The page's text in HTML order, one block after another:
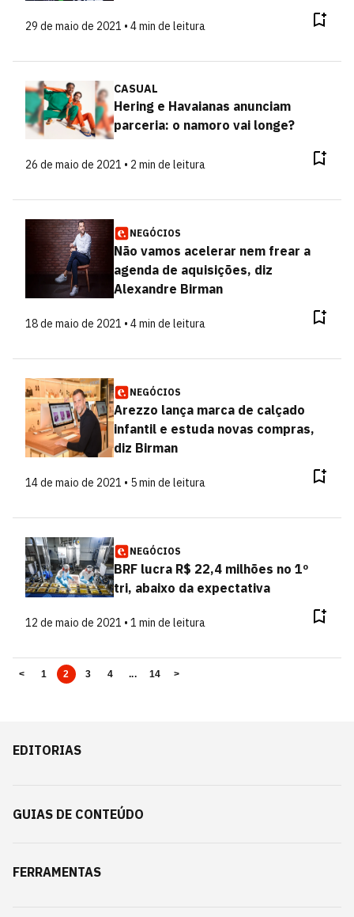
29 de maio de 2021 • 4 min de leitura
CASUAL
Hering e Havaianas anunciam
parceria: o namoro vai longe?
26 de maio de 2021 • 2 min de leitura
NEGÓCIOS
Não vamos acelerar nem frear a
agenda de aquisições, diz
Alexandre Birman
18 de maio de 2021 • 4 min de leitura
NEGÓCIOS
Arezzo lança marca de calçado
infantil e estuda novas compras,
diz Birman
14 de maio de 2021 • 5 min de leitura
NEGÓCIOS
BRF lucra R$ 22,4 milhões no 1º
tri, abaixo da expectativa
12 de maio de 2021 • 1 min de leitura
< 1 2 3 4 ... 14 >
EDITORIAS
GUIAS DE CONTEÚDO
FERRAMENTAS